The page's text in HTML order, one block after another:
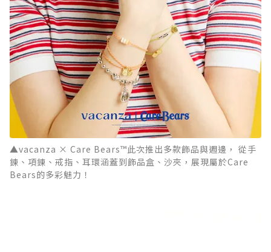
▲vacanza × Care Bears™此次推出多款飾品與週邊， 從手
鍊、項鍊、戒指、耳環涵蓋到飾品盒、沙夾，展現屬於Care
Bears的多彩魅力！